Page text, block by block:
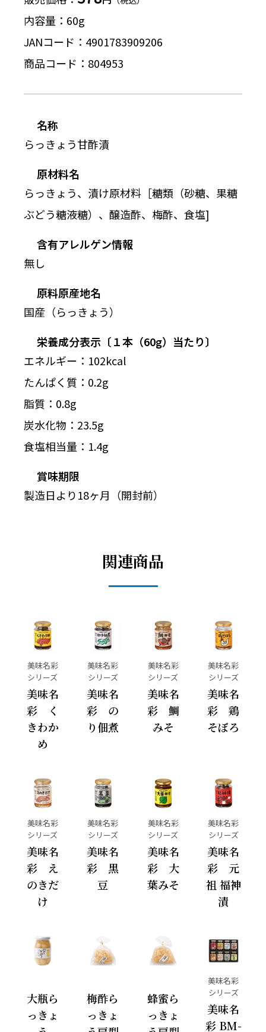
内容量
60g
JANコード
4901783909206
商品コード
804953
名称
らっきょう甘酢漬
原材料名
らっきょう、漬け原材料［糖類（砂糖、果糖
ぶどう糖液糖）、醸造酢、梅酢、食塩]
含有アレルゲン情報
無し
原料原産地名
国産（らっきょう）
栄養成分表示〔１本（60g）当たり〕
エネルギー：102kcal
たんぱく質：0.2g
脂質：0.8g
炭水化物：23.5g
食塩相当量：1.4g
賞味期限
製造日より18ヶ月（開封前）
関連商品
美味名彩
シリーズ
美味名
彩 く
きわか
め
美味名彩
シリーズ
美味名
彩 の
り佃煮
美味名彩
シリーズ
美味名
彩 鯛
みそ
美味名彩
シリーズ
美味名
彩 鶏
そぼろ
美味名彩
シリーズ
美味名
彩 え
のきだ
け
美味名彩
シリーズ
美味名
彩 黒
豆
美味名彩
シリーズ
美味名
彩 大
葉みそ
美味名彩
シリーズ
美味名
彩 元
祖 福神
漬
大瓶ら
っきょ
梅酢ら
っきょ
蜂蜜ら
っきょ
美味名彩
シリーズ
美味名
彩 BM-